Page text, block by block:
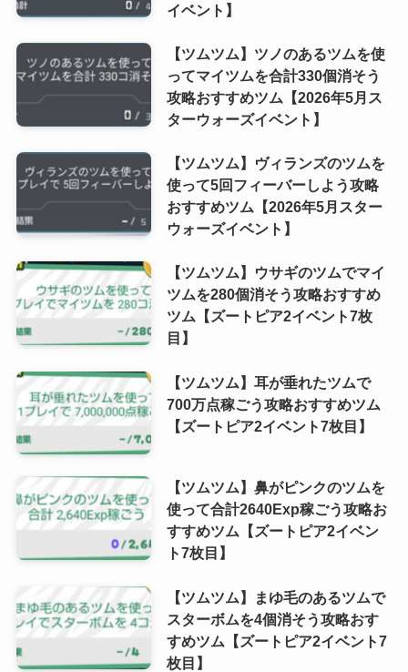
イベント】
【ツムツム】ツノのあるツムを使
ってマイツムを合計330個消そう
攻略おすすめツム【2026年5月ス
ターウォーズイベント】
【ツムツム】ヴィランズのツムを
使って5回フィーバーしよう攻略
おすすめツム【2026年5月スター
ウォーズイベント】
【ツムツム】ウサギのツムでマイ
ツムを280個消そう攻略おすすめ
ツム【ズートピア2イベント7枚
目】
【ツムツム】耳が垂れたツムで
700万点稼ごう攻略おすすめツム
【ズートピア2イベント7枚目】
【ツムツム】鼻がピンクのツムを
使って合計2640Exp稼ごう攻略お
すすめツム【ズートピア2イベン
ト7枚目】
【ツムツム】まゆ毛のあるツムで
スターボムを4個消そう攻略おす
すめツム【ズートピア2イベント7
枚目】